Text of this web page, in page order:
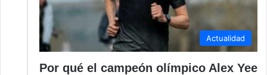
Actualidad
Por qué el campeón olímpico Alex Yee